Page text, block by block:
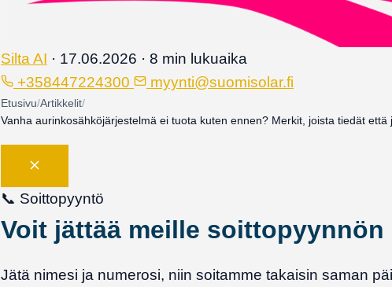
Silta AI · 17.06.2026 · 8 min lukuaika
+358447224300
myynti@suomisolar.fi
Etusivu/Artikkelit/
Vanha aurinkosähköjärjestelmä ei tuota kuten ennen? Merkit, joista tiedät
📞 Soittopyyntö
Voit jättää meille soittopyynnön
Jätä nimesi ja numerosi, niin soitamme takaisin saman